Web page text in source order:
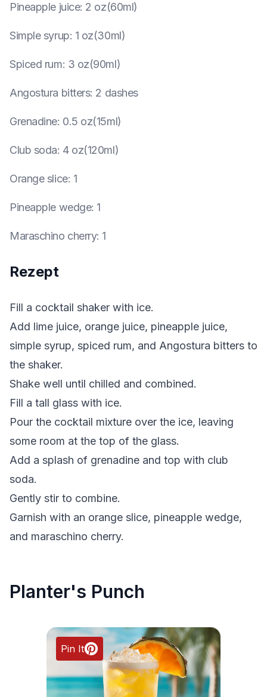
Pineapple juice: 2 oz(60ml)
Simple syrup: 1 oz(30ml)
Spiced rum: 3 oz(90ml)
Angostura bitters: 2 dashes
Grenadine: 0.5 oz(15ml)
Club soda: 4 oz(120ml)
Orange slice: 1
Pineapple wedge: 1
Maraschino cherry: 1
Rezept
Fill a cocktail shaker with ice.
Add lime juice, orange juice, pineapple juice,
simple syrup, spiced rum, and Angostura bitters to
the shaker.
Shake well until chilled and combined.
Fill a tall glass with ice.
Pour the cocktail mixture over the ice, leaving
some room at the top of the glass.
Add a splash of grenadine and top with club
soda.
Gently stir to combine.
Garnish with an orange slice, pineapple wedge,
and maraschino cherry.
Planter's Punch
Pin It